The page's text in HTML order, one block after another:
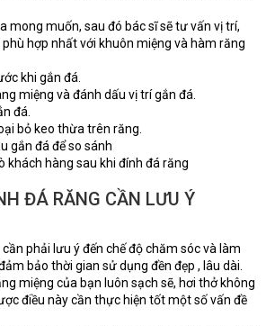
mong muốn, sau đó bác sĩ sẽ tư vấn vị trí,
hợp nhất với khuôn miệng và hàm răng
khi gắn đá.
miệng và đánh dấu vị trí gắn đá.
đá.
bỏ keo thừa trên răng.
gắn đá để so sánh
khách hàng sau khi đính đá răng
ĐÁ RĂNG CẦN LƯU Ý
phải lưu ý đến chế độ chăm sóc và làm
bảo thời gian sử dụng đền đẹp , lâu dài.
miệng của bạn luôn sạch sẽ, hơi thở không
điều này cần thực hiện tốt một số vấn đề